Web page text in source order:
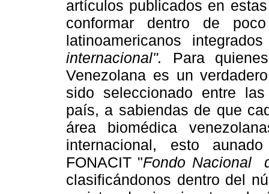
artículos publicados en
conformar dentro de
latinoamericanos
internacional".
Para
Venezolana es un
sido seleccionado entre
país, a sabiendas de que
área biomédica
internacional, esto
FONACIT "Fondo Nacional
clasificándonos dentro del